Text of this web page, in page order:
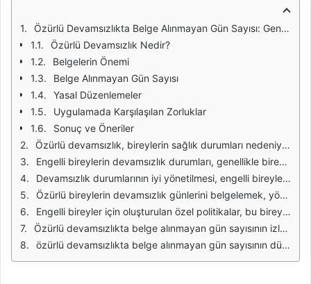
Özürlü Devamsızlıkta Belge Alınmayan Gün Sayısı: Genel Bir Bakış
Özürlü Devamsızlık Nedir?
Belgelerin Önemi
Belge Alınmayan Gün Sayısı
Yasal Düzenlemeler
Uygulamada Karşılaşılan Zorluklar
Sonuç ve Öneriler
Özürlü devamsızlık, bireylerin sağlık durumları nedeniyle eğitim veya iş hayatında karşılaştıkları önemli bir konudur. Özellikle engelli bireyler için bu durum, daha da kritik hale gelebilir. Devamsızlık durumlarında belge alınmaması, çeşitli sorunlara yol açabilir. Bu nedenle, özürlü devamsızlıkta belge alınmayan gün sayısının takibi ve yönetimi son derece önemlidir. Belge alınmadığı günler, hem birey için hem de kurumlar için belirsizlik yaratabilir.
Engelli bireylerin devamsızlık durumları, genellikle bireysel sağlık sorunlarından kaynaklanır. Ancak, bu devamsızlıkların kaydedilmesi ve belgelenmesi, kurumların politikaları doğrultusunda belirli bir düzene oturtulmalıdır. Belge alınmayan gün sayısı, kurumlar için bir risk faktörü oluşturabilir. Bu tür günlerin sayısı, hem eğitim hem de iş hayatında performans değerlendirmelerini etkileyebilir.
Devamsızlık durumlarının iyi yönetilmesi, engelli bireylerin eğitim ve iş hayatında daha başarılı olmalarına katkıda bulunabilir. Özellikle belge alınmadığı durumlarda, bireylerin hakları ihlal edilebilir. Bu nedenle, özürlü devamsızlıkta belge alınmayan günlerin izlenmesi, hem bireylerin haklarını korumak hem de kurumların düzenli işleyişini sağlamak adına önemlidir.
Özürlü bireylerin devamsızlık günlerini belgelemek, yöneticilerin ve eğitimcilerin daha bilinçli kararlar almasına yardımcı olabilir. Bu durum, sadece bireyin değil, aynı zamanda kurumun da yararına olacaktır. Belge alınmayan gün sayısının yüksek olması, bireyin sağlık durumu hakkında yanlış değerlendirmelere yol açabilir. Bu nedenle, engelli bireylerin devamsızlık durumları ile ilgili belgelerin eksiksiz olması sağlanmalıdır.
Engelli bireyler için oluşturulan özel politikalar, bu bireylerin devamsızlık durumlarının daha sağlıklı bir şekilde yönetilmesine olanak tanır. Kurumların, belgelenmemiş devamsızlık günleri ile ilgili daha esnek bir yaklaşım benimsemeleri gerekmektedir. Özellikle sağlık sorunları nedeniyle oluşan devamsızlıklar, bireylerin yaşam kalitesini etkileyebilir. Bu nedenle, belge alınmayan günlerin sayısının kaydedilmesi önemlidir.
Özürlü devamsızlıkta belge alınmayan gün sayısının izlenmesi, hem bireylerin hem de kurumların birbirine daha iyi adapte olmasına yardımcı olabilir. Örneğin, eğitim kurumları, engelli öğrencilerin sağlık durumlarını dikkate alarak daha esnek bir öğretim programı geliştirebilir. Aynı şekilde, iş yerleri de engelli çalışanlarının devamsızlık durumlarını göz önünde bulundurarak iş süreçlerini düzenleyebilir.
özürlü devamsızlıkta belge alınmayan gün sayısının düzenli bir şekilde izlenmesi, hem bireylerin haklarının korunması hem de kurumların etkin yönetimi açısından büyük önem taşımaktadır. Engelli bireylerin ihtiyaçları ve sağlık durumları göz önünde bulundurularak, devamsızlık süreçlerinin daha sağlıklı bir şekilde yönetilmesi sağlanabilir. Bu durum, toplumun her kesiminde engelli bireylerin daha iyi bir yaşam sürmesine olanak tanıyacaktır.